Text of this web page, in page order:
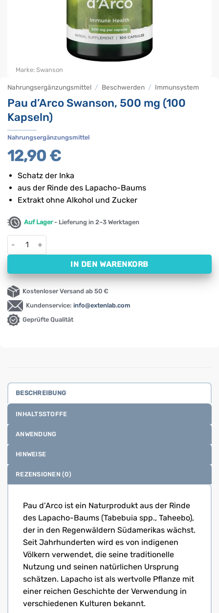
Nahrungsergänzungsmittel / Beschwerden / Immunsystem
Pau d’Arco Swanson, 500 mg (100
Kapseln)
Nahrungsergänzungsmittel
12,90 €
Schatz der Inka
aus der Rinde des Lapacho-Baums
Extrakt ohne Alkohol und Zucker
Auf Lager- Lieferung in 2–3 Werktagen
Pau d'Arco Swanson, 500 mg (100 Kapseln) Menge
IN DEN WARENKORB
Kostenloser Versand ab 50 €
Kundenservice: info@extenlab.com
Geprüfte Qualität
Marke: Swanson
BESCHREIBUNG
INHALTSSTOFFE
ANWENDUNG
HINWEISE
REZENSIONEN (0)
Pau d’Arco ist ein Naturprodukt aus der Rinde
des Lapacho-Baums (Tabebuia spp., Taheebo),
der in den Regenwäldern Südamerikas wächst.
Seit Jahrhunderten wird es von indigenen
Völkern verwendet, die seine traditionelle
Nutzung und seinen natürlichen Ursprung
schätzen. Lapacho ist als wertvolle Pflanze mit
einer reichen Geschichte der Verwendung in
verschiedenen Kulturen bekannt.